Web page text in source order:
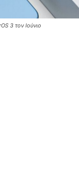
3 τον Ιούνιο